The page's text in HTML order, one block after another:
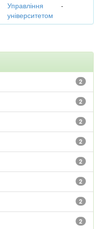
Управління
університетом
-
2
2
2
2
2
2
2
2